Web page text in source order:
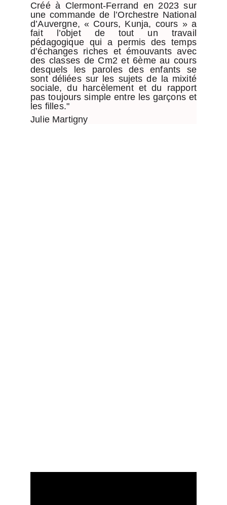
Créé à Clermont-Ferrand en 2023 sur
une commande de l’Orchestre National
d’Auvergne, « Cours, Kunja, cours » a
fait l’objet de tout un travail
pédagogique qui a permis des temps
d’échanges riches et émouvants avec
des classes de Cm2 et 6ème au cours
desquels les paroles des enfants se
sont déliées sur les sujets de la mixité
sociale, du harcèlement et du rapport
pas toujours simple entre les garçons et
les filles."
Julie Martigny